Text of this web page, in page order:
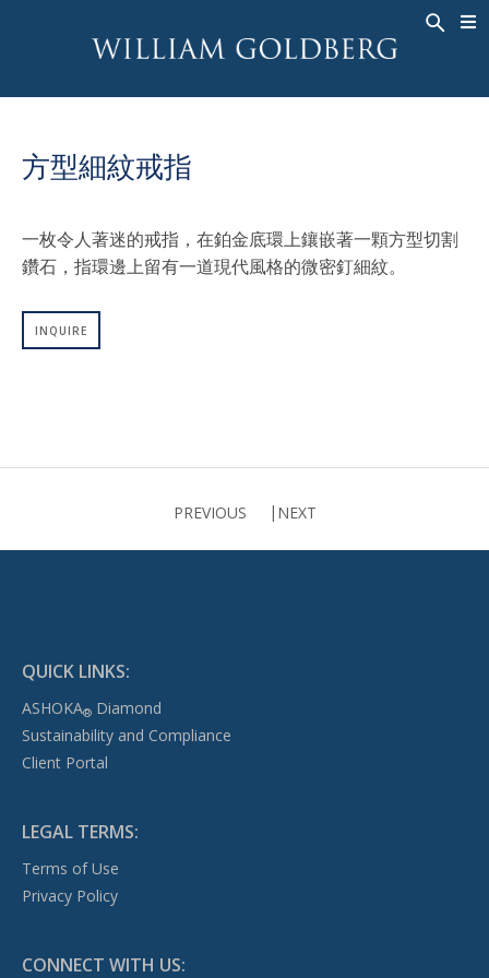
高級珠寶
男戒
吊墜
耳飾
手鐲
钟表
ASHOKA 珠宝
戒指
MEN'S RINGS
項鍊
吊墜
耳飾
钟表
歷史
ASHOKA®
方型細紋戒指
一枚令人著迷的戒指，在鉑金底環上鑲嵌著一顆方型切割
鑽石，指環邊上留有一道現代風格的微密釘細紋。
INQUIRE
PREVIOUS NEXT
QUICK LINKS:
ASHOKA®Diamond
Sustainability and Compliance
Client Portal
LEGAL TERMS:
Terms of Use
Privacy Policy
CONNECT WITH US: